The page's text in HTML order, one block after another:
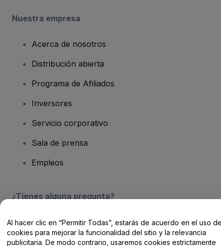
Nuestra empresa
Acerca de nosotros
Distribución abierta
Programa de Afiliados
Inversores
Servicio corporativo
Sala de prensa
Empleos
¿Tienes alguna pregunta?
Centro de Ayuda / Contacto
Al hacer clic en “Permitir Todas”, estarás de acuerdo en el uso
cookies para mejorar la funcionalidad del sitio y la relevancia
publicitaria. De modo contrario, usaremos cookies estrictamente